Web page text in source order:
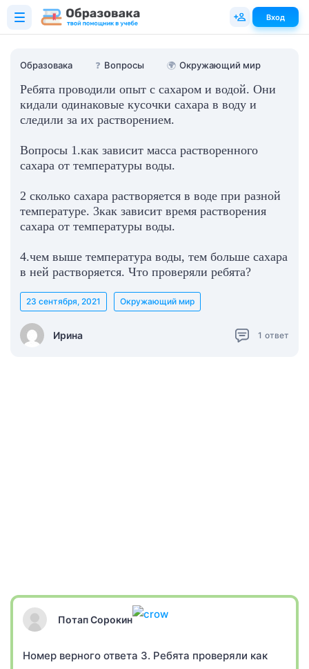
Образовака ❓ Вопросы 🌍 Окружающий мир
Ребята проводили опыт с сахаром и водой. Они
кидали одинаковые кусочки сахара в воду и
следили за их растворением.
Вопросы 1.как зависит масса растворенного
сахара от температуры воды.
2 сколько сахара растворяется в воде при разной
температуре. 3как зависит время растворения
сахара от температуры воды.
4.чем выше температура воды, тем больше сахара
в ней растворяется. Что проверяли ребята?
Ирина
23 сентября, 2021 Окружающий мир
1 ответ
Потап Сорокин
Номер верного ответа 3. Ребята проверяли как
Вход